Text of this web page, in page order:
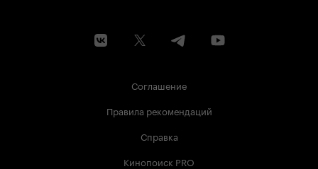
Соглашение
Правила рекомендаций
Справка
Кинопоиск PRO